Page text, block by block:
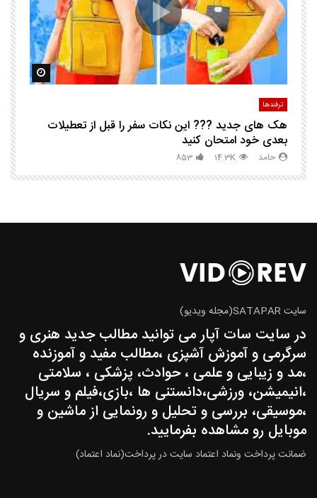
مشاهده
ترفندها
هک های جدید ??️? این نکات سفر را قبل از تعطیلات
بعدی خود امتحان کنید
حامد 14.3K
853
مشاهده بعدا
سایت SATAPAR(مجله ویدیو)
در سایت سات آپار می توانید مطالب جدید هنری و
سرگرمی و آموزش آشپزی ،مطالب مفید و آموزنده
،مد و زیبایی و علمی ، حوادث، پزشکی ، سلامتی
،انیمیشن، ورزشی،دانستنی ها ،بازی،فیلم و سریال
،موسیقی، بررسی و تحلیل و رونمایی از ماشین و
موبایل رو مشاهده بفرمایید.
ضمانت پرداخت ونماد اعتماد سایت در پرداخت(نماد اعتماد)